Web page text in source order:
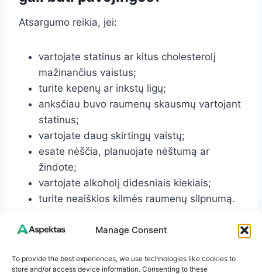
Manage Consent
To provide the best experiences, we use technologies like cookies to
store and/or access device information. Consenting to these
Atsargumo reikia, jei:
vartojate statinus ar kitus cholesterolį
mažinančius vaistus;
turite kepenų ar inkstų ligų;
anksčiau buvo raumenų skausmų vartojant
statinus;
vartojate daug skirtingų vaistų;
esate nėščia, planuojate nėštumą ar
žindote;
vartojate alkoholį didesniais kiekiais;
turite neaiškios kilmės raumenų silpnumą.
JAV nacionalinis papildomos ir integracinės
mielių produktų sudėtis gali labai skirtis, o kai